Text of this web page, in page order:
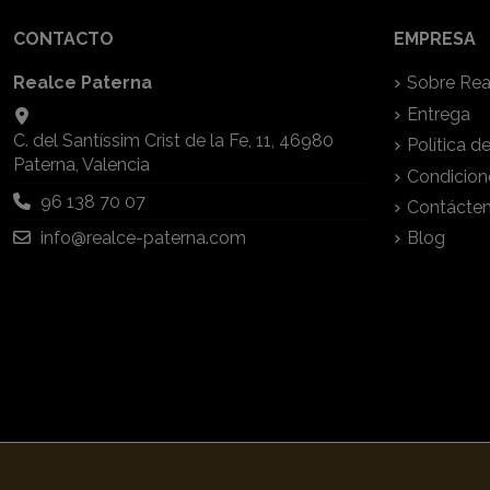
CONTACTO
Realce Paterna
C. del Santíssim Crist de la Fe, 11, 46980
Paterna, Valencia
96 138 70 07
info@realce-paterna.com
EMPRESA
Sobre
Entrega
Política
Blog